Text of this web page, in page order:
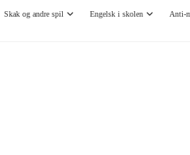
Skak og andre spil Engelsk i skolen Anti-